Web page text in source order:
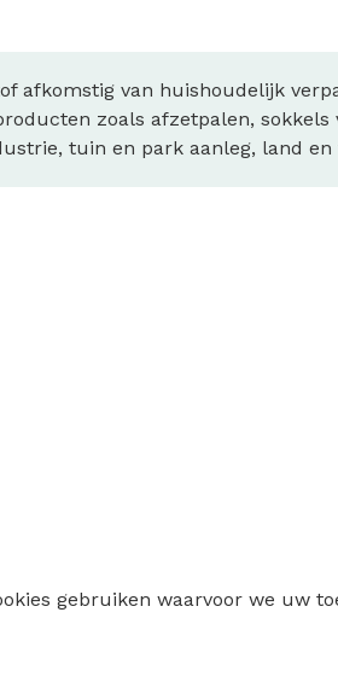
afkomstig van huishoudelijk
zoals afzetpalen, sokkels
tuin en park aanleg, land
gebruiken waarvoor we uw